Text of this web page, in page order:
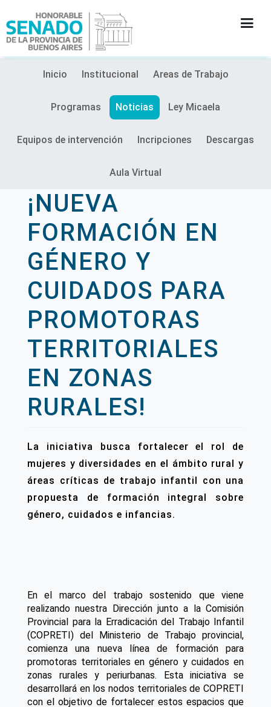
INSTITUCIÓN
SECRETARÍAS
PRENSA
CULTURA
CONTACTO
Inicio Institucional Areas de Trabajo
Programas Noticias Ley Micaela
Equipos de intervención Incripciones Descargas
Aula Virtual
¡NUEVA
FORMACIÓN EN
GÉNERO Y
CUIDADOS PARA
PROMOTORAS
TERRITORIALES
EN ZONAS
RURALES!
La iniciativa busca fortalecer el rol de
mujeres y diversidades en el ámbito rural y
áreas críticas de trabajo infantil con una
propuesta de formación integral sobre
género, cuidados e infancias.
En el marco del trabajo sostenido que viene
realizando nuestra Dirección junto a la Comisión
Provincial para la Erradicación del Trabajo Infantil
(COPRETI) del Ministerio de Trabajo provincial,
comienza una nueva línea de formación para
promotoras territoriales en género y cuidados en
zonas rurales y periurbanas. Esta iniciativa se
desarrollará en los nodos territoriales de COPRETI
con el objetivo de fortalecer estos espacios que